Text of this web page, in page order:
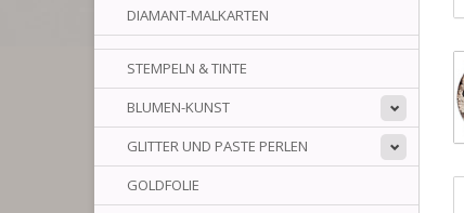
DIAMANT-MALKARTEN
STEMPELN & TINTE
BLUMEN-KUNST
GLITTER UND PASTE PERLEN
GOLDFOLIE